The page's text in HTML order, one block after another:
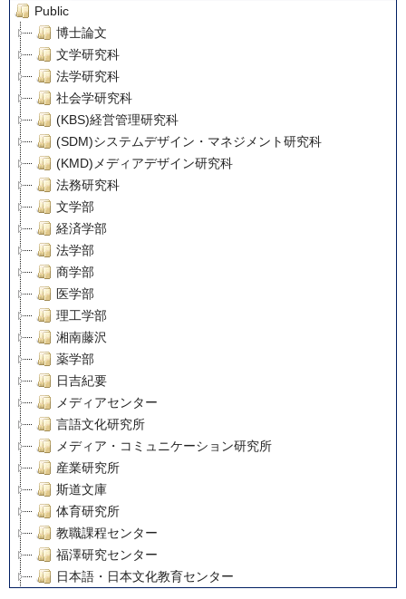
Public
博士論文
文学研究科
法学研究科
社会学研究科
(KBS)経営管理研究科
(SDM)システムデザイン・マネジメント研究科
(KMD)メディアデザイン研究科
法務研究科
文学部
経済学部
法学部
商学部
医学部
理工学部
湘南藤沢
薬学部
日吉紀要
メディアセンター
言語文化研究所
メディア・コミュニケーション研究所
産業研究所
斯道文庫
体育研究所
教職課程センター
福澤研究センター
日本語・日本文化教育センター